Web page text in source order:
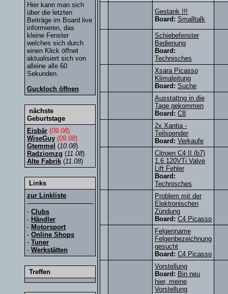
Hier kann man sich
über die letzten
Beiträge im Board live
informieren, das
kleine Fenster
welches sich durch
einen Klick öffnet
aktualisiert sich von
alleine alle 60
Sekunden.
Guckloch öffnen
nächste
Geburtstage
Eisbär (09.08)
WiseGuy (09.08)
Gtemmel (10.08)
Radziomzg (11.08)
Alte Fabrik (11.08)
Links
zur Linkliste
- Clubs
- Händler
- Motorsport
- Online Shops
- Tuner
- Werkstätten
Treffen
Gestank !!!
Board: Smalltalk
Schiebefenster
Bedienung
Board:
Technisches
Xsara Picasso
Klimaleitung
Board: Suche
Ausstattng in die
Tage gekommen
Board: C8
2x Xantia -
Teilspender
Board: Verkaufe
Citroen C4 II (b7)
1.6 120VTi Valve
Lift Fehler
Board:
Technisches
Problem mit der
Elektronischen
Zündung
Board: C4 Picasso
Felgenname
Felgenbezeichnung
gesucht
Board: C4 Picasso
Vorstellung
Board: Bin neu
hier, meine
Vorstellung